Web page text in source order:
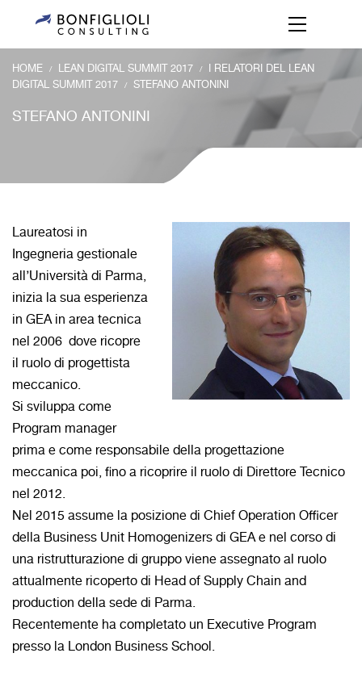
HOME / LEAN DIGITAL SUMMIT 2017 / I RELATORI DEL LEAN
DIGITAL SUMMIT 2017 / STEFANO ANTONINI
STEFANO ANTONINI
Laureatosi in
Ingegneria gestionale
all’Università di Parma,
inizia la sua esperienza
in GEA in area tecnica
nel 2006 dove ricopre
il ruolo di progettista
meccanico.
Si sviluppa come
Program manager
prima e come responsabile della progettazione
meccanica poi, fino a ricoprire il ruolo di Direttore Tecnico
nel 2012.
Nel 2015 assume la posizione di Chief Operation Officer
della Business Unit Homogenizers di GEA e nel corso di
una ristrutturazione di gruppo viene assegnato al ruolo
attualmente ricoperto di Head of Supply Chain and
production della sede di Parma.
Recentemente ha completato un Executive Program
presso la London Business School.